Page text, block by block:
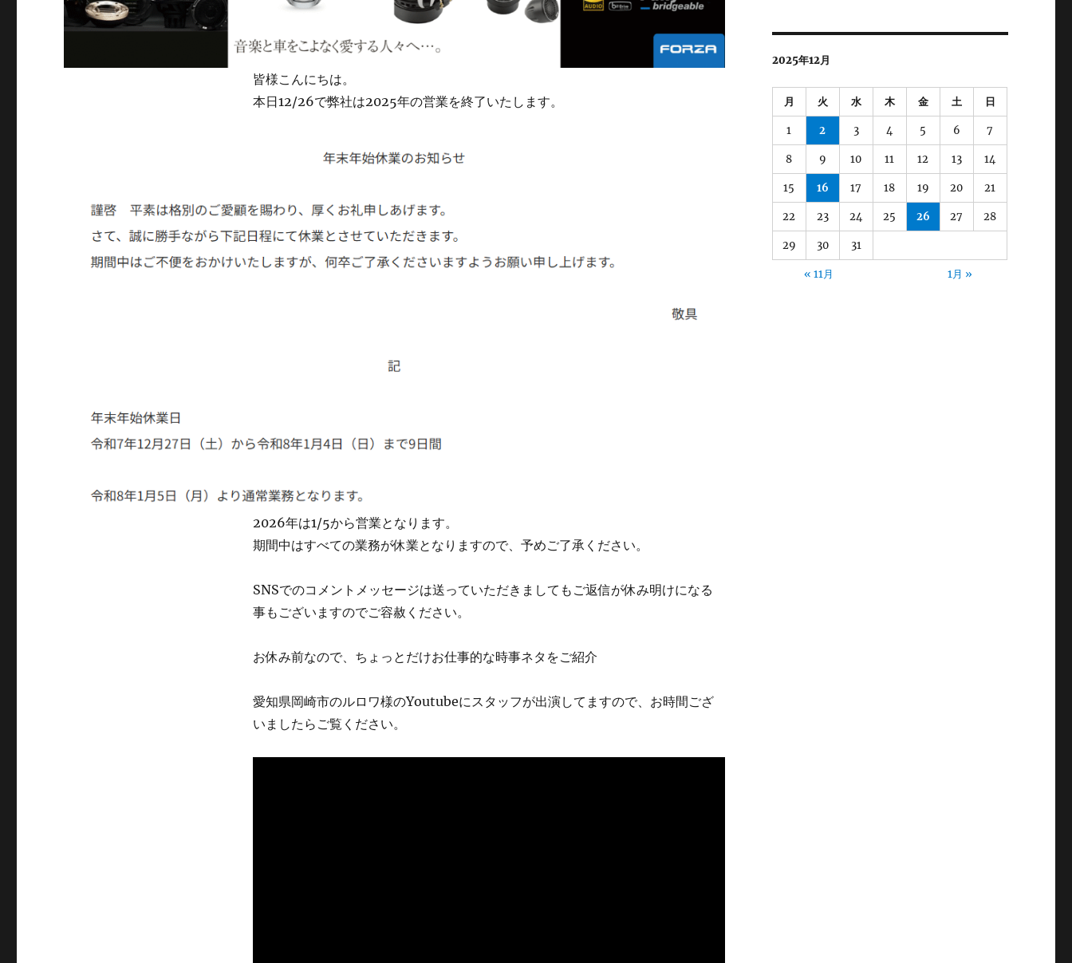
皆様こんにちは。
本日12/26で弊社は2025年の営業を終了いたします。
2026年は1/5から営業となります。
期間中はすべての業務が休業となりますので、予めご了承ください。
SNSでのコメントメッセージは送っていただきましてもご返信が休み明けになる
事もございますのでご容赦ください。
お休み前なので、ちょっとだけお仕事的な時事ネタをご紹介
愛知県岡崎市のルロワ様のYoutubeにスタッフが出演してますので、お時間ござ
いましたらご覧ください。
2025年12月
月 火 水 木 金 土 日
1 2 3 4 5 6 7
8 9 10 11 12 13 14
15 16 17 18 19 20 21
22 23 24 25 26 27 28
29 30 31
« 11月 1月 »